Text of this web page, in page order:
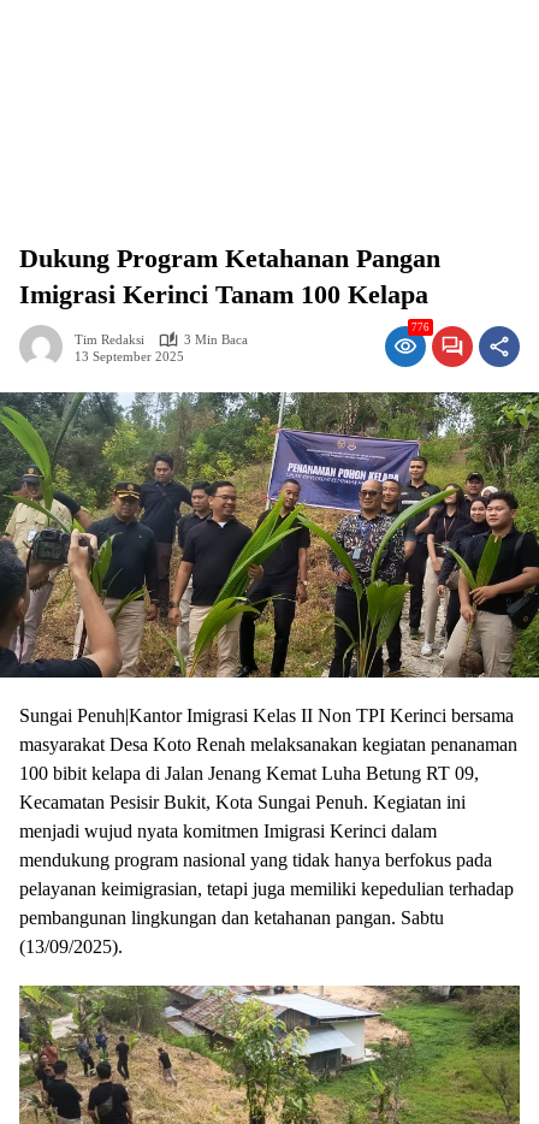
Dukung Program Ketahanan Pangan
Imigrasi Kerinci Tanam 100 Kelapa
Tim Redaksi
3 Min Baca
13 September 2025
776
Sungai Penuh|Kantor Imigrasi Kelas II Non TPI Kerinci bersama
masyarakat Desa Koto Renah melaksanakan kegiatan penanaman
100 bibit kelapa di Jalan Jenang Kemat Luha Betung RT 09,
Kecamatan Pesisir Bukit, Kota Sungai Penuh. Kegiatan ini
menjadi wujud nyata komitmen Imigrasi Kerinci dalam
mendukung program nasional yang tidak hanya berfokus pada
pelayanan keimigrasian, tetapi juga memiliki kepedulian terhadap
pembangunan lingkungan dan ketahanan pangan. Sabtu
(13/09/2025).